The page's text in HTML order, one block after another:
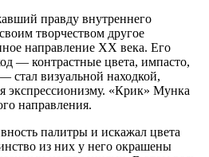
правду внутреннего
творчеством другое
направление XX века. Его
— контрастные цвета, импасто,
стал визуальной находкой,
экспрессионизму. «Крик» Мунка
направления.
палитры и искажал цвета
из них у него окрашены